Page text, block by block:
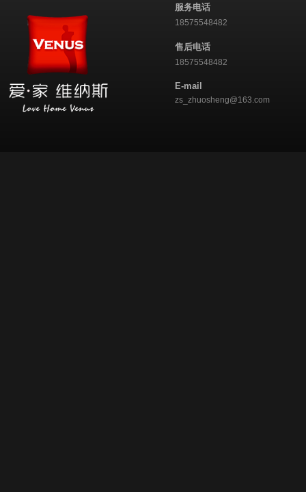
服务电话
18575548482
售后电话
18575548482
E-mail
zs_zhuosheng@163.com